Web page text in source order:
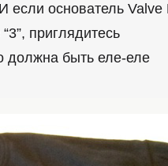
если основатель Valve
приглядитесь
должна быть еле-еле